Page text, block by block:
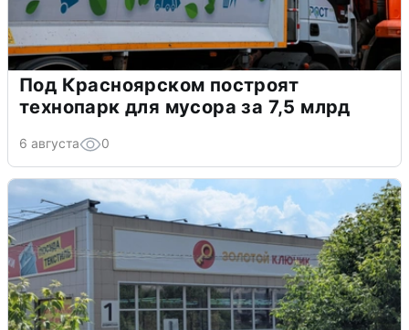
Под Красноярском построят
технопарк для мусора за 7,5 млрд
6 августа 0